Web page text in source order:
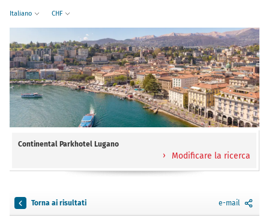
Italiano CHF
Continental Parkhotel Lugano
Modificare la ricerca
Torna ai risultati e-mail